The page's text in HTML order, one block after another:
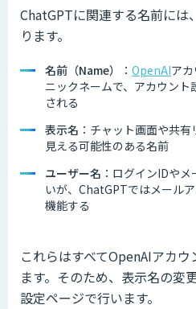
ChatGPTに関連する名前には
ります。
名前（Name） ： OpenAIア
ニックネームで、アカウン
される
表示名 ：チャット画面や共
見える可能性のある名前
ユーザー名 ：ログインIDや
いが、ChatGPTではメール
機能する
これらはすべてOpenAIアカ
ます。そのため、表示名の変
設定ページで行います。